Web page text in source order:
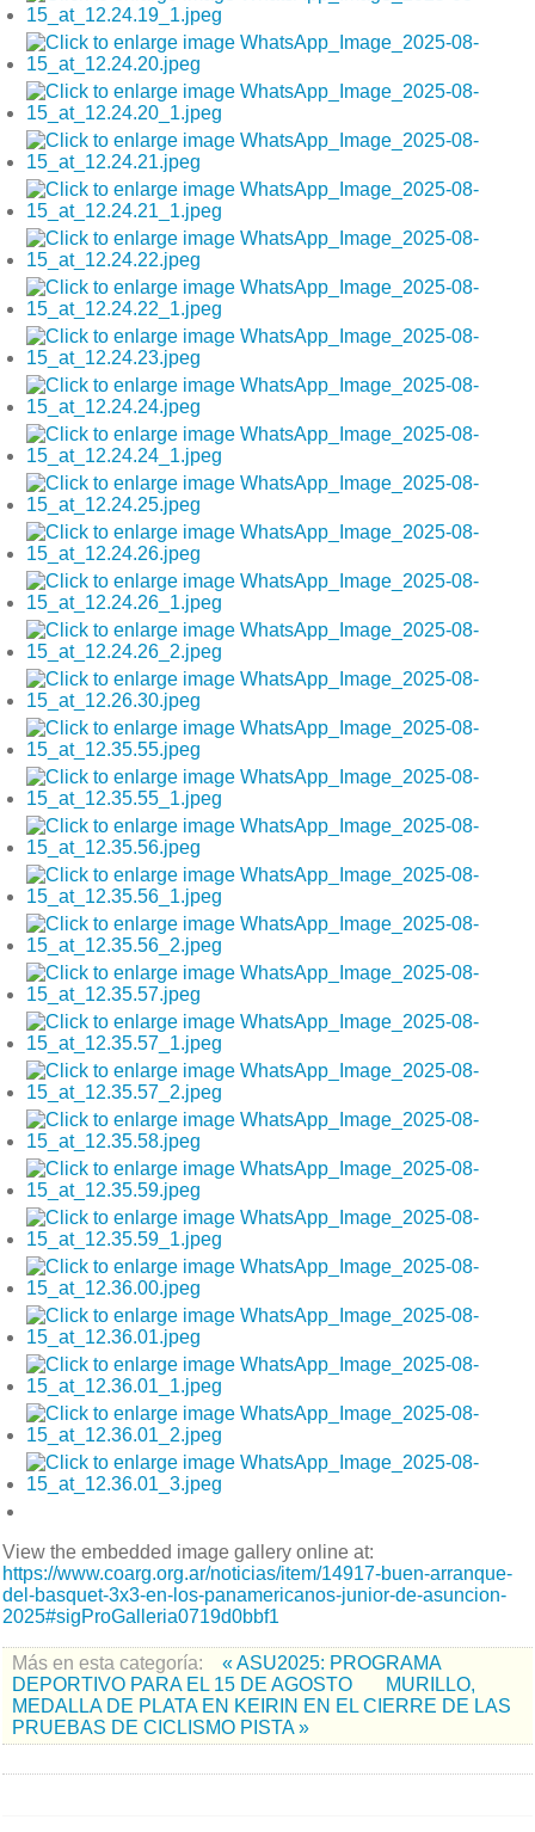
View the embedded image gallery online at:
https://www.coarg.org.ar/noticias/item/14917-buen-arranque-
del-basquet-3x3-en-los-panamericanos-junior-de-asuncion-
2025#sigProGalleria0719d0bbf1
Más en esta categoría:
« ASU2025: PROGRAMA
DEPORTIVO PARA EL 15 DE AGOSTO
MURILLO,
MEDALLA DE PLATA EN KEIRIN EN EL CIERRE DE LAS
PRUEBAS DE CICLISMO PISTA »